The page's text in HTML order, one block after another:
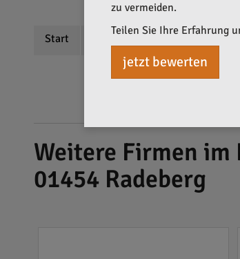
Start Beschreibung
Weitere Firmen im
01454 Radeberg
zu vermeiden.
Teilen Sie Ihre Erfahrung
jetzt bewerten